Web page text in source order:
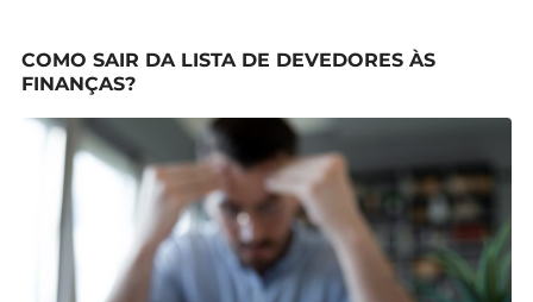
COMO SAIR DA LISTA DE DEVEDORES ÀS
FINANÇAS?